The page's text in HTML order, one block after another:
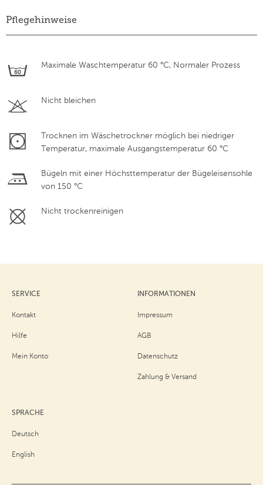
Pflegehinweise
Maximale Waschtemperatur 60 °C, Normaler Prozess
Nicht bleichen
Trocknen im Wäschetrockner möglich bei niedriger
Temperatur, maximale Ausgangstemperatur 60 °C
Bügeln mit einer Höchsttemperatur der Bügeleisensohle
von 150 °C
Nicht trockenreinigen
SERVICE
Kontakt
Hilfe
Mein Konto
INFORMATIONEN
Impressum
AGB
Datenschutz
Zahlung & Versand
SPRACHE
Deutsch
English